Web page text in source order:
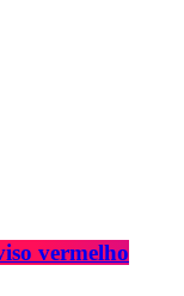
vermelho